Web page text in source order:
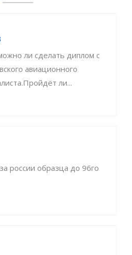
ли сделать диплом с
авиационного
ли...
россии образца до 96го